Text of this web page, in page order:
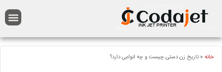
»تاریخ ‌زن دستی چیست و چه انواعی دارد؟